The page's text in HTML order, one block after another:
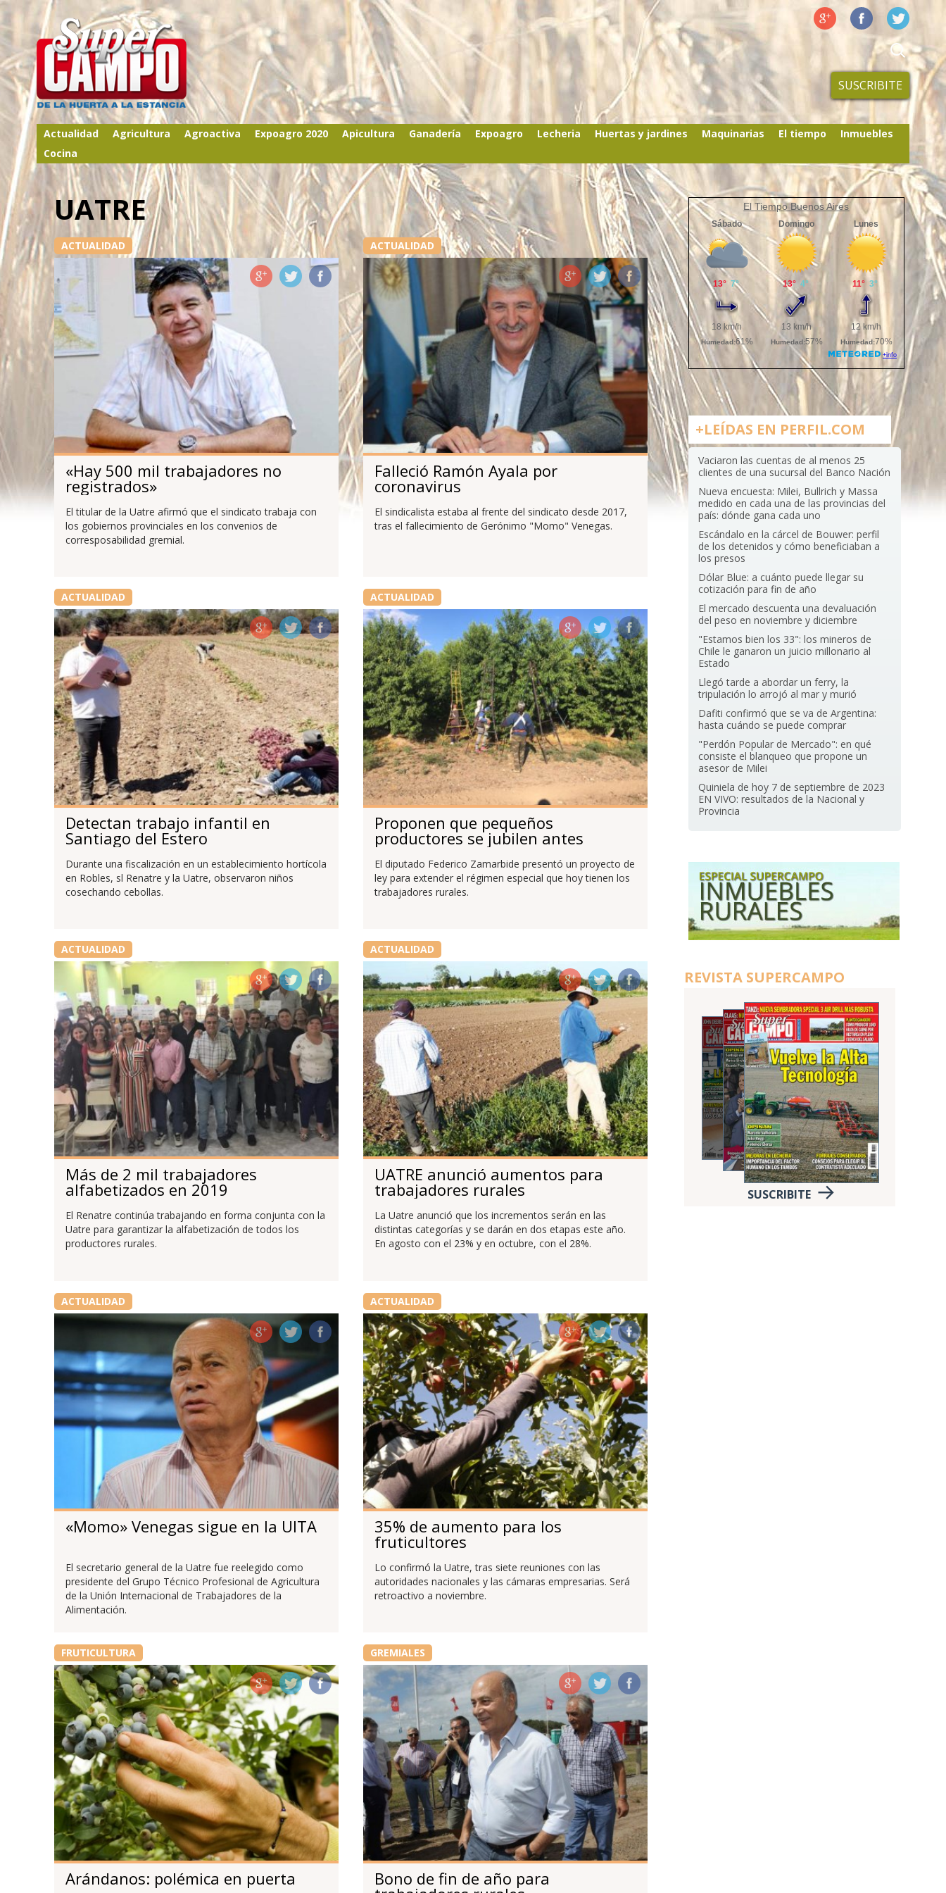
SUSCRIBITE
Actualidad Agricultura Agroactiva Expoagro 2020 Apicultura Ganadería Expoagro Lecheria Huertas y jardines Maquinarias El tiempo
Inmuebles
Cocina
UATRE
ACTUALIDAD
«Hay 500 mil trabajadores no
registrados»
El titular de la Uatre afirmó que el sindicato trabaja con
los gobiernos provinciales en los convenios de
corresposabilidad gremial.
ACTUALIDAD
Falleció Ramón Ayala por
coronavirus
El sindicalista estaba al frente del sindicato desde 2017,
tras el fallecimiento de Gerónimo "Momo" Venegas.
ACTUALIDAD
Detectan trabajo infantil en
Santiago del Estero
Durante una fiscalización en un establecimiento hortícola
en Robles, sl Renatre y la Uatre, observaron niños
cosechando cebollas.
ACTUALIDAD
Proponen que pequeños
productores se jubilen antes
El diputado Federico Zamarbide presentó un proyecto de
ley para extender el régimen especial que hoy tienen los
trabajadores rurales.
ACTUALIDAD
Más de 2 mil trabajadores
alfabetizados en 2019
El Renatre continúa trabajando en forma conjunta con la
Uatre para garantizar la alfabetización de todos los
productores rurales.
ACTUALIDAD
UATRE anunció aumentos para
trabajadores rurales
La Uatre anunció que los incrementos serán en las
distintas categorías y se darán en dos etapas este año.
En agosto con el 23% y en octubre, con el 28%.
ACTUALIDAD
«Momo» Venegas sigue en la UITA
El secretario general de la Uatre fue reelegido como
presidente del Grupo Técnico Profesional de Agricultura
de la Unión Internacional de Trabajadores de la
Alimentación.
ACTUALIDAD
35% de aumento para los
fruticultores
Lo confirmó la Uatre, tras siete reuniones con las
autoridades nacionales y las cámaras empresarias. Será
retroactivo a noviembre.
FRUTICULTURA
Arándanos: polémica en puerta
GREMIALES
Bono de fin de año para
El Tiempo Buenos Aires
+LEÍDAS EN PERFIL.COM
Vaciaron las cuentas de al menos 25
clientes de una sucursal del Banco Nación
Nueva encuesta: Milei, Bullrich y Massa
medido en cada una de las provincias del
país: dónde gana cada uno
Escándalo en la cárcel de Bouwer: perfil
de los detenidos y cómo beneficiaban a
los presos
Dólar Blue: a cuánto puede llegar su
cotización para fin de año
El mercado descuenta una devaluación
del peso en noviembre y diciembre
"Estamos bien los 33": los mineros de
Chile le ganaron un juicio millonario al
Estado
Llegó tarde a abordar un ferry, la
tripulación lo arrojó al mar y murió
Dafiti confirmó que se va de Argentina:
hasta cuándo se puede comprar
"Perdón Popular de Mercado": en qué
consiste el blanqueo que propone un
asesor de Milei
Quiniela de hoy 7 de septiembre de 2023
EN VIVO: resultados de la Nacional y
Provincia
REVISTA SUPERCAMPO
SUSCRIBITE